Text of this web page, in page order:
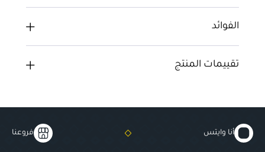
الفوائد
تقييمات المنتج
أنا وايتس فروعنا